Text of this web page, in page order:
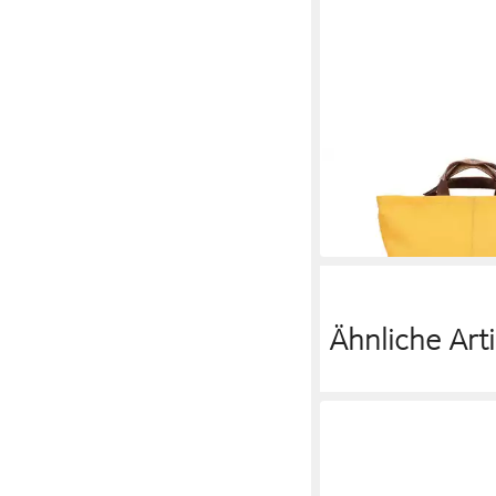
Daypack Olli
ab 89,90 €
in 2-3 Werktagen bei dir
Ähnliche